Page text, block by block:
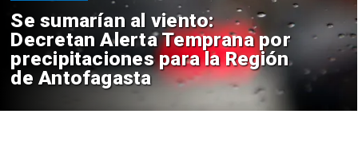
Se sumarían al viento:
Decretan Alerta Temprana por
precipitaciones para la Región
de Antofagasta